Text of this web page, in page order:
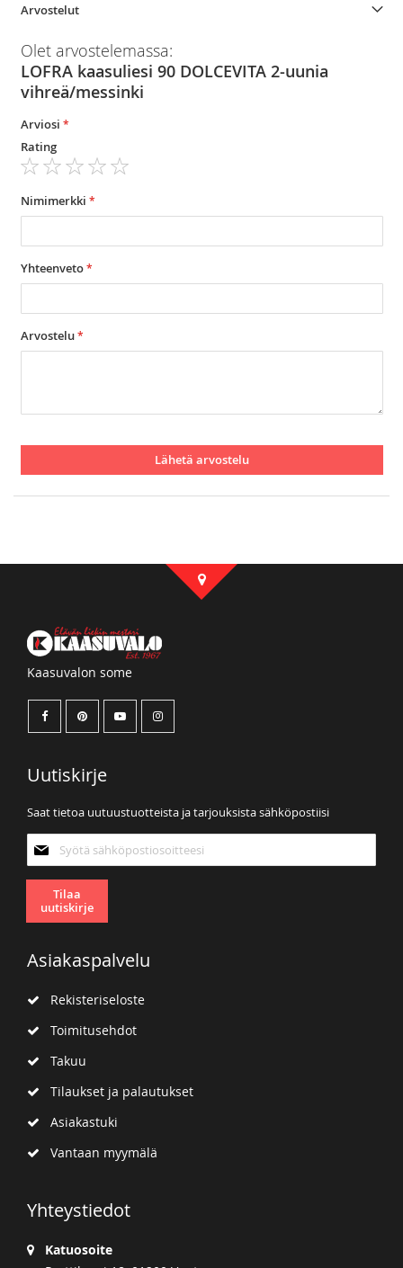
Arvostelut
Olet arvostelemassa:
LOFRA kaasuliesi 90 DOLCEVITA 2-uunia
vihreä/messinki
Arviosi
Rating
star
stars
stars
stars
stars
Nimimerkki
Yhteenveto
Arvostelu
Lähetä arvostelu
Kaasuvalon some
Uutiskirje
Saat tietoa uutuustuotteista ja tarjouksista sähköpostiisi
uutiskirjeemme:
Tilaa
uutiskirje
Asiakaspalvelu
Rekisteriseloste
Toimitusehdot
Takuu
Tilaukset ja palautukset
Asiakastuki
Vantaan myymälä
Yhteystiedot
Katuosoite